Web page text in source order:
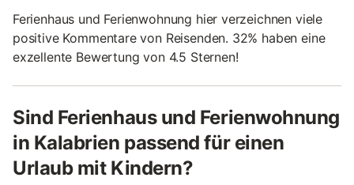
Ferienhaus und Ferienwohnung hier verzeichnen viele
positive Kommentare von Reisenden. 32% haben eine
exzellente Bewertung von 4.5 Sternen!
Sind Ferienhaus und Ferienwohnung
in Kalabrien passend für einen
Urlaub mit Kindern?